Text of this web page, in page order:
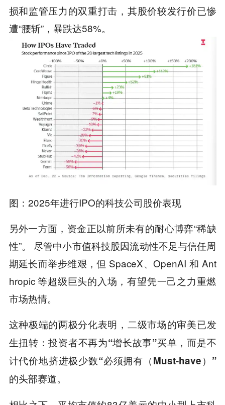
损和监管压力的双重打击，其股价较发行价已惨
遭“腰斩”，暴跌达58%。
图：2025年进行IPO的科技公司股价表现
另外一方面，资金正以前所未有的耐心博弈“稀缺
性”。 尽管中小市值科技股因流动性不足与信任周
期延长而举步维艰，但 SpaceX、OpenAI 和 Ant
hropic 等超级巨头的入场，有望凭一己之力重燃
市场热情。
这种极端的两极分化表明， 二级市场的审美已发
生扭转：投资者不再为“增长故事”买单，而是不
计代价地挤进极少数“必须拥有（Must-have）”
的头部赛道。